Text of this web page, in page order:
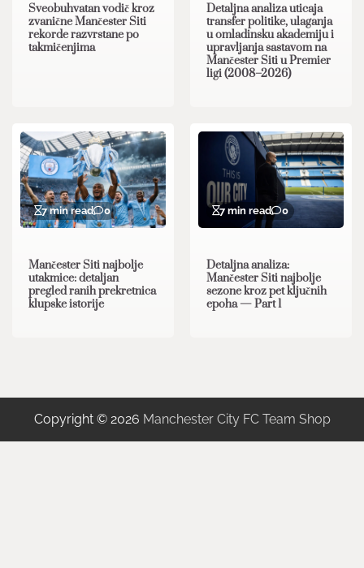
Sveobuhvatan vodič kroz
zvanične Mančester Siti
rekorde razvrstane po
takmičenjima
Detaljna analiza uticaja
transfer politike, ulaganja
u omladinsku akademiju i
upravljanja sastavom na
Mančester Siti u Premier
ligi (2008–2026)
7 min read 0
Mančester Siti najbolje
utakmice: detaljan
pregled ranih prekretnica
klupske istorije
7 min read 0
Detaljna analiza:
Mančester Siti najbolje
sezone kroz pet ključnih
epoha — Part 1
Copyright © 2026 Manchester City FC Team Shop